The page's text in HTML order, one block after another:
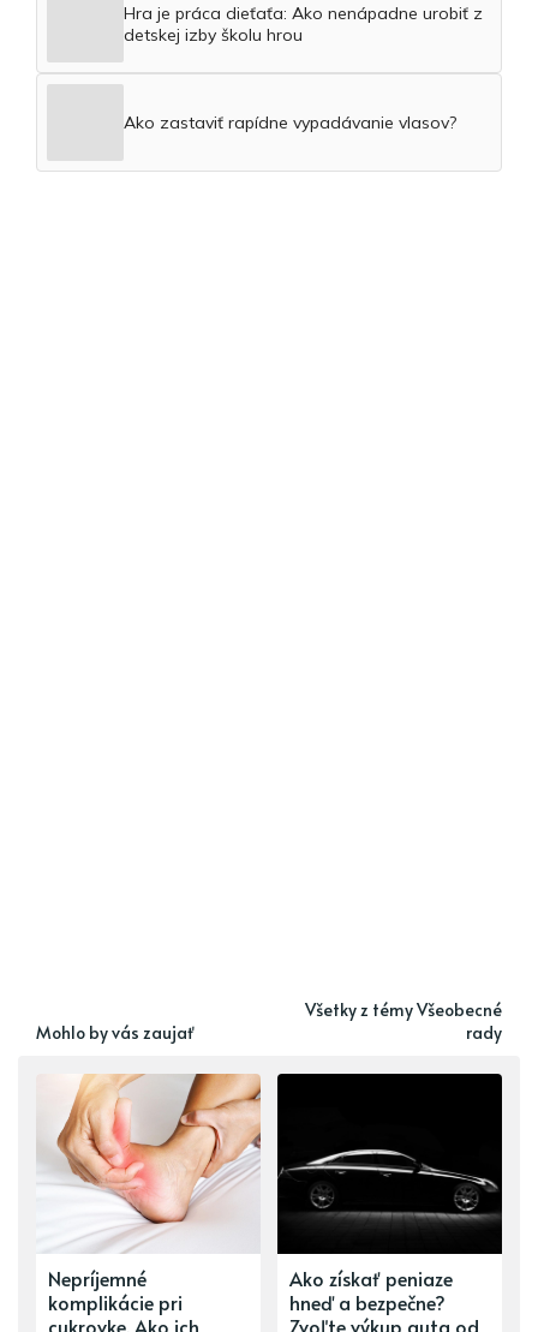
Hra je práca dieťaťa: Ako nenápadne urobiť z
detskej izby školu hrou
Ako zastaviť rapídne vypadávanie vlasov?
Mohlo by vás zaujať
Všetky z témy Všeobecné
rady
Nepríjemné
komplikácie pri
cukrovke. Ako ich
Ako získať peniaze
hneď a bezpečne?
Zvoľte výkup auta od